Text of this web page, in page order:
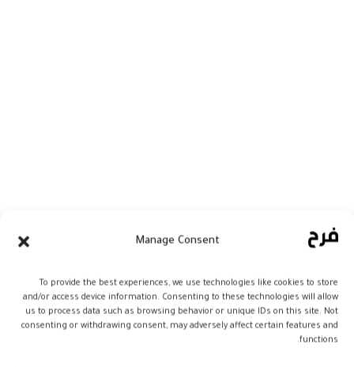
Manage Consent
To provide the best experiences, we use technologies like cookies to store
and/or access device information. Consenting to these technologies will allow
us to process data such as browsing behavior or unique IDs on this site. Not
consenting or withdrawing consent, may adversely affect certain features and
functions.
الرصاصي للعطور تطرح تشكيلة خاصة بشهر
رمضان المبارك
مع بداية كل موسم رمضاني تقوم دار